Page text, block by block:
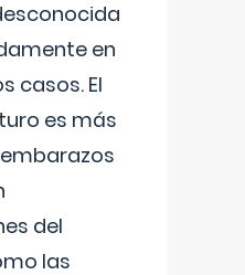
en
casos. El
es más
del
las